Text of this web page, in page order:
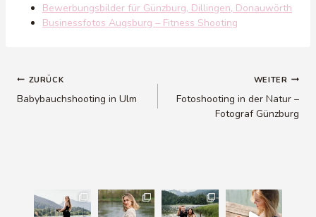
Bewerbungsbilder für Günzburg, Dillingen, Donauwörth
Businessfotos Augsburg – Fitness Shooting
Beitragsnavigation
ZURÜCK
Babybauchshooting in Ulm
WEITER
Fotoshooting in der Natur –
Fotograf Günzburg